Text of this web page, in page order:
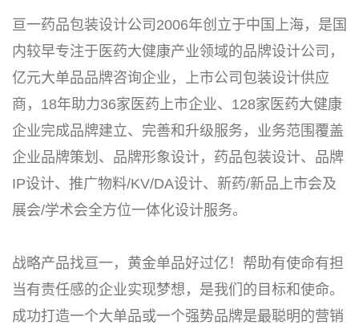
亘一药品包装设计公司2006年创立于中国上海，是国
内较早专注于医药大健康产业领域的品牌设计公司，
亿元大单品品牌咨询企业，上市公司包装设计供应
商， 18年助力36家医药上市企业、128家医药大健康
企业完成品牌建立、完善和升级服务，业务范围覆盖
企业品牌策划、品牌形象设计，药品包装设计、品牌
IP设计、推广物料/KV/DA设计、新药/新品上市会及
展会/学术会全方位一体化设计服务。
战略产品找亘一，黄金单品好过亿！帮助有使命有担
当有责任感的企业实现梦想，是我们的目标和使命。
成功打造一个大单品或一个强势品牌是最聪明的营销